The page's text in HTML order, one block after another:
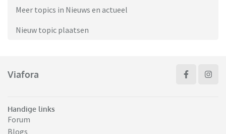
Meer topics in Nieuws en actueel
Nieuw topic plaatsen
Viafora
Handige links
Forum
Blogs